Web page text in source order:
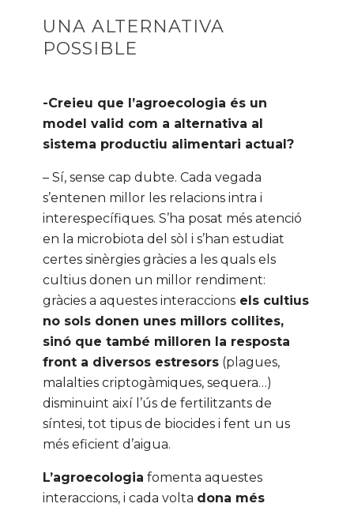
UNA ALTERNATIVA
POSSIBLE
-Creieu que l’agroecologia és un
model valid com a alternativa al
sistema productiu alimentari actual?
– Sí, sense cap dubte. Cada vegada
s’entenen millor les relacions intra i
interespecífiques. S’ha posat més atenció
en la microbiota del sòl i s’han estudiat
certes sinèrgies gràcies a les quals els
cultius donen un millor rendiment:
gràcies a aquestes interaccions els cultius
no sols donen unes millors collites,
sinó que també milloren la resposta
front a diversos estresors (plagues,
malalties criptogàmiques, sequera…)
disminuint així l’ús de fertilitzants de
síntesi, tot tipus de biocides i fent un us
més eficient d’aigua.
L’agroecologia fomenta aquestes
interaccions, i cada volta dona més